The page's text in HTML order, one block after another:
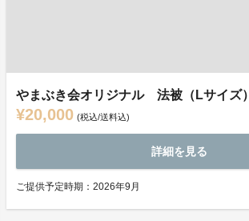
やまぶき会オリジナル 法被（Lサイズ）
¥20,000 (税込/送料込)
詳細を見る
ご提供予定時期：2026年9月